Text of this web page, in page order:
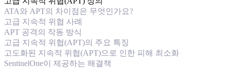
ATA와 APT의 차이점은 무엇인가요?
고급 지속적 위협 사례
APT 공격의 작동 방식
고급 지속적 위협(APT)의 주요 특징
고도화된 지속적 위협(APT)으로 인한 피해 최소화
SentinelOne이 제공하는 해결책